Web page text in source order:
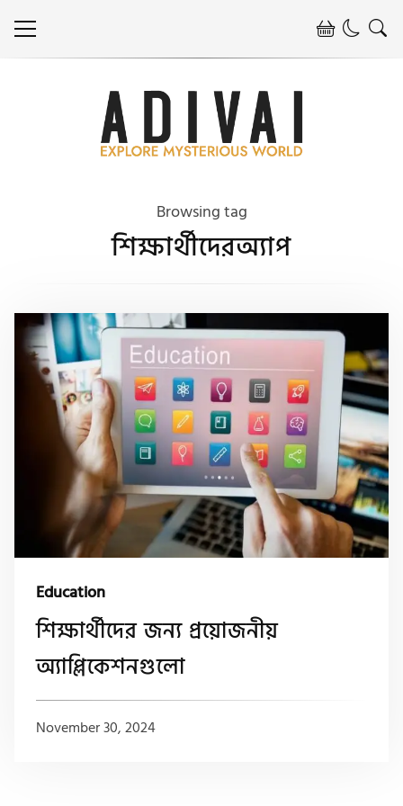
Browsing tag
শিক্ষার্থীদেরঅ্যাপ
Education
শিক্ষার্থীদের জন্য প্রয়োজনীয়
অ্যাপ্লিকেশনগুলো
November 30, 2024